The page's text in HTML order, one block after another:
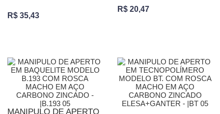
R$ 35,43
R$ 20,47
MANIPULO DE APERTO